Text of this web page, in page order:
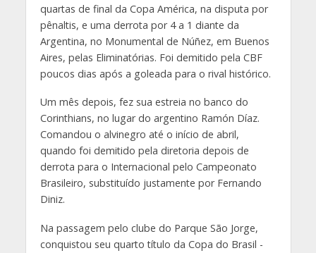
quartas de final da Copa América, na disputa por
pênaltis, e uma derrota por 4 a 1 diante da
Argentina, no Monumental de Núñez, em Buenos
Aires, pelas Eliminatórias. Foi demitido pela CBF
poucos dias após a goleada para o rival histórico.
Um mês depois, fez sua estreia no banco do
Corinthians, no lugar do argentino Ramón Díaz.
Comandou o alvinegro até o início de abril,
quando foi demitido pela diretoria depois de
derrota para o Internacional pelo Campeonato
Brasileiro, substituído justamente por Fernando
Diniz.
Na passagem pelo clube do Parque São Jorge,
conquistou seu quarto título da Copa do Brasil -